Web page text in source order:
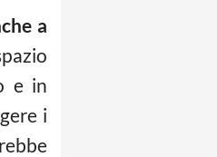
a
e in
i